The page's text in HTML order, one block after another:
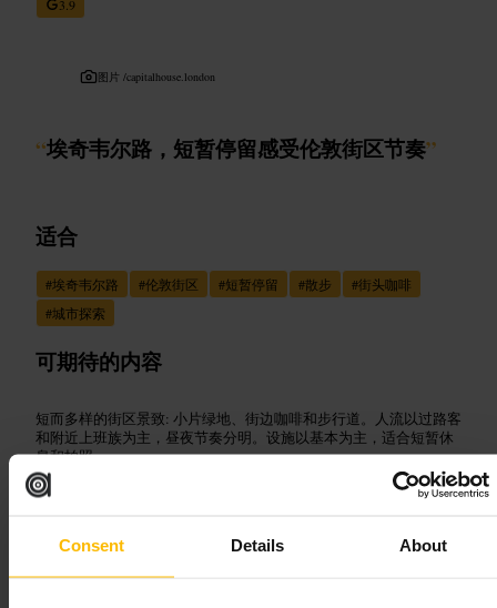
Consent Details About
3.9
图片 /capitalhouse.london
“埃奇韦尔路，短暂停留感受伦敦街区节奏”
适合
#埃奇韦尔路 #伦敦街区 #短暂停留 #散步 #街头咖啡
#城市探索
可期待的内容
短而多样的街区景致: 小片绿地、街边咖啡和步行道。人流以过路客
和附近上班族为主，昼夜节奏分明。设施以基本为主，适合短暂休
息和拍照。
把这里排进步行路线中的一站，携带轻便鞋和随身水壶。顺路找家